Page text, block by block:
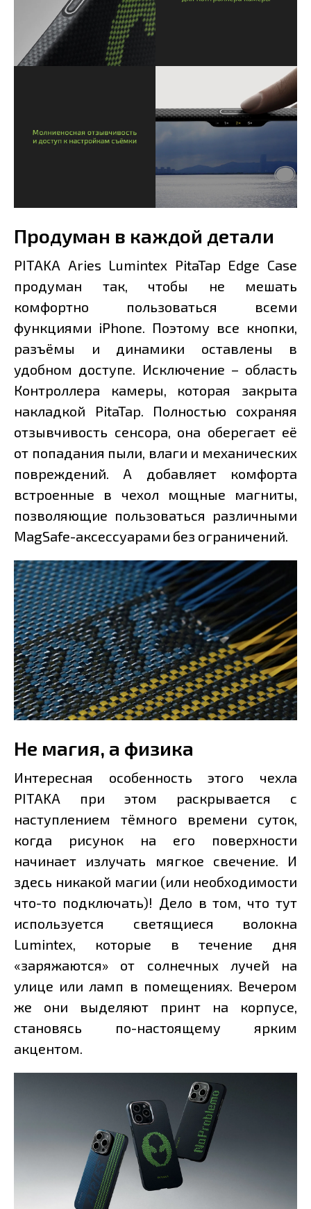
Продуман в каждой детали
PITAKA Aries Lumintex PitaTap Edge Case
продуман так, чтобы не мешать
комфортно пользоваться всеми
функциями iPhone. Поэтому все кнопки,
разъёмы и динамики оставлены в
удобном доступе. Исключение – область
Контроллера камеры, которая закрыта
накладкой PitaTap. Полностью сохраняя
отзывчивость сенсора, она оберегает её
от попадания пыли, влаги и механических
повреждений. А добавляет комфорта
встроенные в чехол мощные магниты,
позволяющие пользоваться различными
MagSafe-аксессуарами без ограничений.
Не магия, а физика
Интересная особенность этого чехла
PITAKA при этом раскрывается с
наступлением тёмного времени суток,
когда рисунок на его поверхности
начинает излучать мягкое свечение. И
здесь никакой магии (или необходимости
что-то подключать)! Дело в том, что тут
используется светящиеся волокна
Lumintex, которые в течение дня
«заряжаются» от солнечных лучей на
улице или ламп в помещениях. Вечером
же они выделяют принт на корпусе,
становясь по-настоящему ярким
акцентом.